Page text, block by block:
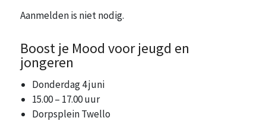
Aanmelden is niet nodig.
Boost je Mood voor jeugd en
jongeren
Donderdag 4 juni
15.00 – 17.00 uur
Dorpsplein Twello